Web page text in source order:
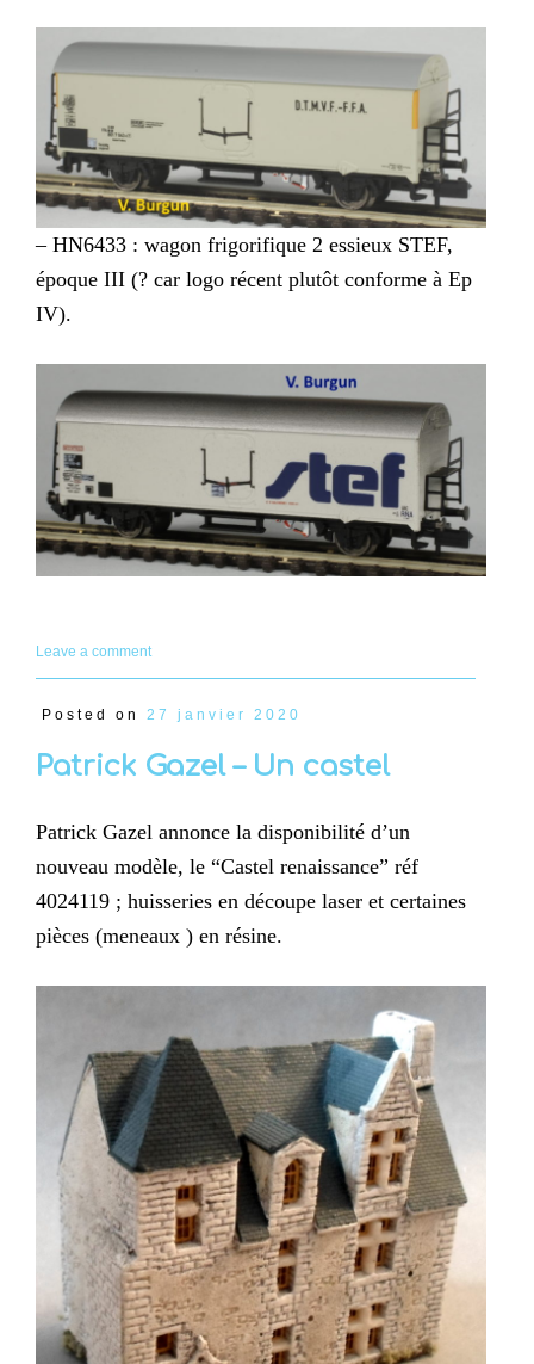
– HN6433 : wagon frigorifique 2 essieux STEF,
époque III (? car logo récent plutôt conforme à Ep
IV).
Leave a comment
Posted on 27 janvier 2020
Patrick Gazel – Un castel
Patrick Gazel annonce la disponibilité d’un
nouveau modèle, le “Castel renaissance” réf
4024119 ; huisseries en découpe laser et certaines
pièces (meneaux ) en résine.